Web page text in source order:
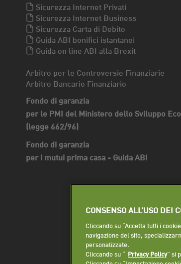
Sicurezza Internet Privati
Sicurezza Internet Business
Sicurezza Carta di Debito
Guida ABI bonifici istantanei
Guida on line ABI alla Brexit
Arbitro per le Controversie Finanziarie
Arbitro Bancario Finanziario
Fondo di garanzia
per le PMI del Ministero dello Sviluppo
(legge 662/96)
Fondo di garanzia
per i mutui prima casa - Guida ABI
CONSENSO ALL’USO DEI
Cliccando su “Accetta tutti i
navigazione del sito,
personalizzate.
Cliccando su “ Privacy Policy” si